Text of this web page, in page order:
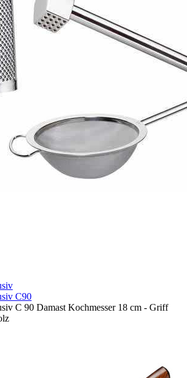
C90
C 90 Damast Kochmesser 18 cm - Griff